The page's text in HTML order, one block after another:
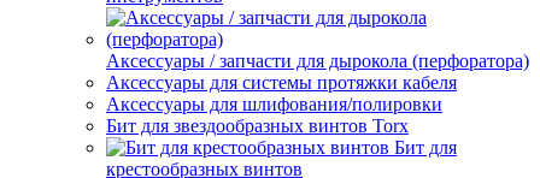
Аксессуары / запчасти для дырокола (перфоратора)
Аксессуары для системы протяжки кабеля
Аксессуары для шлифования/полировки
Бит для звездообразных винтов Torx
Бит для
крестообразных винтов